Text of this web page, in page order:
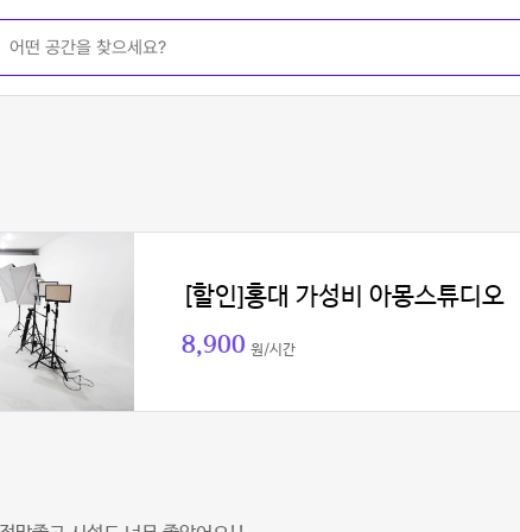
[할인]홍대 가성비 아몽스튜디오
8,900 원/시간